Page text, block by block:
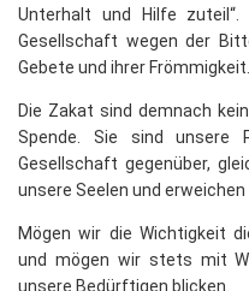
Unterhalt und Hilfe
Gesellschaft wegen der
Gebete und ihrer
Die Zakat sind demnach
Spende. Sie sind unsere
Gesellschaft gegenüber,
unsere Seelen und erweichen
Mögen wir die Wichtigkeit
und mögen wir stets mit
unsere Bedürftigen blicken.